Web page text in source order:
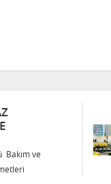
Bakım ve